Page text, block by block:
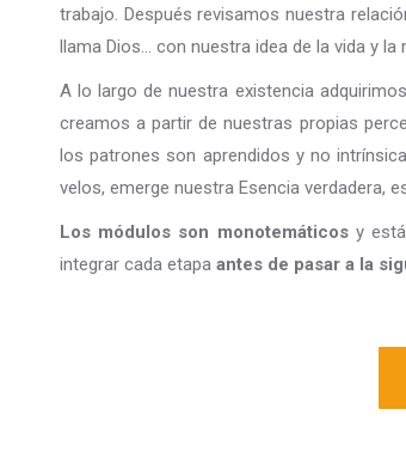
trabajo. Después revisamos nuestra
llama Dios… con nuestra idea de la vida y la
A lo largo de nuestra existencia
creamos a partir de nuestras propias
los patrones son aprendidos y no
velos, emerge nuestra Esencia verdadera,
Los módulos son monotemáticosy
integrar cada etapa antes de pasar a la